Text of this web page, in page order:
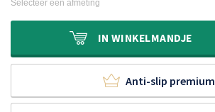
Selecteer een afmeting
IN WINKELMANDJE
Anti-slip premium